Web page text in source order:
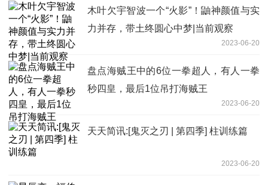
木叶欠宇智波一个“火影”！鼬神颜值与实
力并存，带土终圆心中梦|当前观察
2023-06-20
盘点海贼王中的6位一拳超人，有人一拳
秒四皇，最后1位吊打海贼王
2023-06-20
天天简讯:[鬼灭之刃 | 第四季] 柱训练篇
2023-06-20